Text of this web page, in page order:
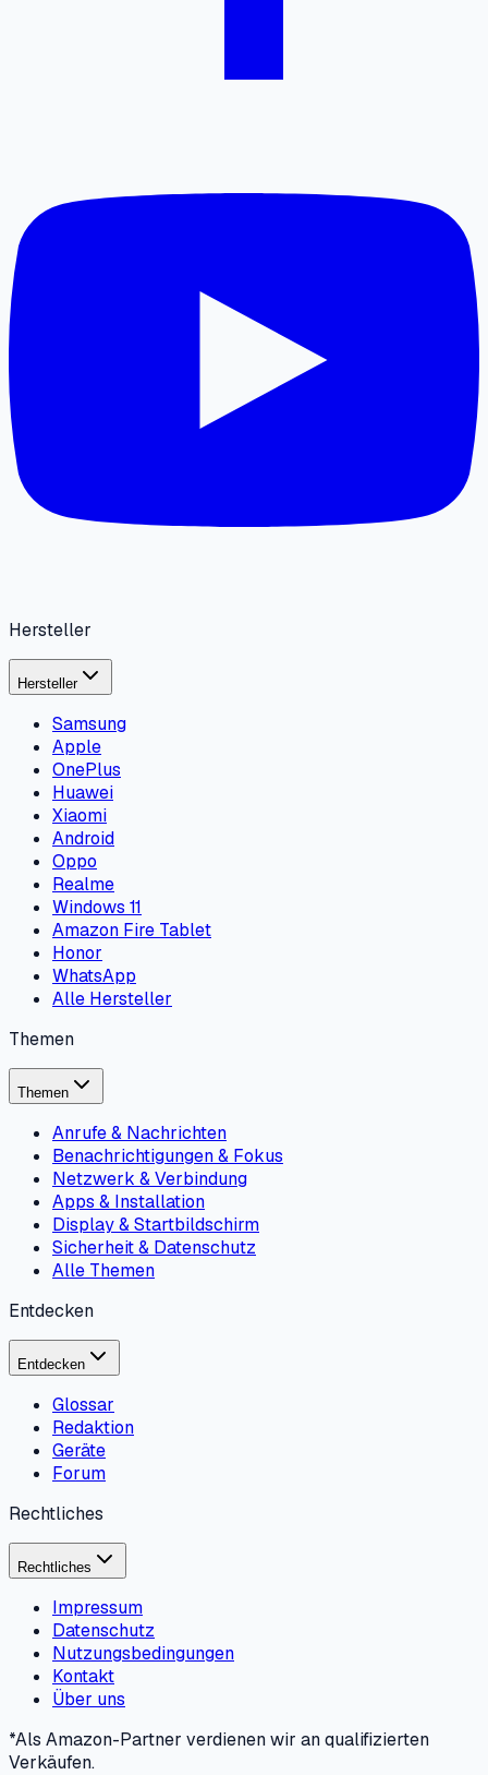
Hersteller
Hersteller
Samsung
Apple
OnePlus
Huawei
Xiaomi
Android
Oppo
Realme
Windows 11
Amazon Fire Tablet
Honor
WhatsApp
Alle Hersteller
Themen
Themen
Anrufe & Nachrichten
Benachrichtigungen & Fokus
Netzwerk & Verbindung
Apps & Installation
Display & Startbildschirm
Sicherheit & Datenschutz
Alle Themen
Entdecken
Entdecken
Glossar
Redaktion
Geräte
Forum
Rechtliches
Rechtliches
Impressum
Datenschutz
Nutzungsbedingungen
Kontakt
Über uns
*Als Amazon-Partner verdienen wir an qualifizierten
Verkäufen.